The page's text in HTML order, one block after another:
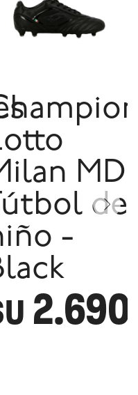
MD
de
-
2.690